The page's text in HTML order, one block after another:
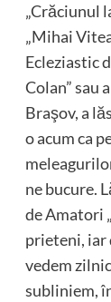
„Crăciunul
„Mihai
Ecleziastic
Colan” sau
Braşov, a
o acum ca
ne bucure.
de Amatori
prieteni, iar
vedem
subliniem,